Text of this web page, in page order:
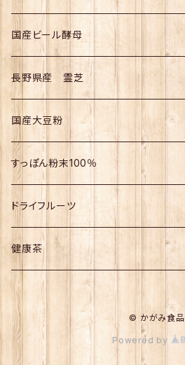
国産ビール酵母
長野県産 霊芝
国産大豆粉
すっぽん粉末100％
ドライフルーツ
健康茶
© かがみ食品
Powered by